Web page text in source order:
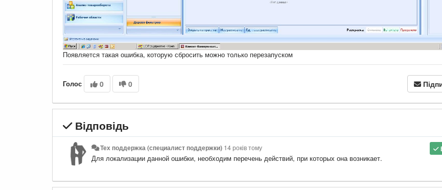
Появляется такая ошибка, которую сбросить можно только перезапуском
Голос 0 0
Відповідь
Тех поддержка (специалист поддержки) 14 років тому
Для локализации данной ошибки, необходим перечень действий, при которых она возникает.